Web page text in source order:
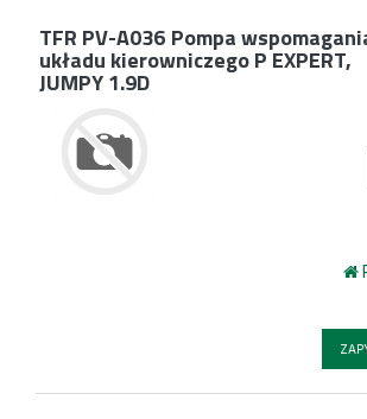
TFR PV-A036 Pompa
układu kierowniczego P EXPERT,
JUMPY 1.9D